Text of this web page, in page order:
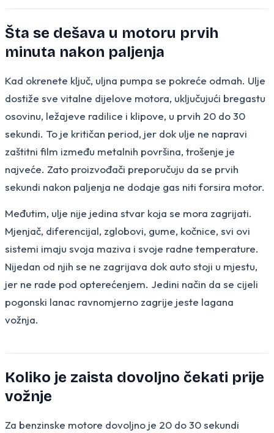
Šta se dešava u motoru prvih
minuta nakon paljenja
Kad okrenete ključ, uljna pumpa se pokreće odmah. Ulje
dostiže sve vitalne dijelove motora, uključujući bregastu
osovinu, ležajeve radilice i klipove, u prvih 20 do 30
sekundi. To je kritičan period, jer dok ulje ne napravi
zaštitni film između metalnih površina, trošenje je
najveće. Zato proizvođači preporučuju da se prvih
sekundi nakon paljenja ne dodaje gas niti forsira motor.
Međutim, ulje nije jedina stvar koja se mora zagrijati.
Mjenjač, diferencijal, zglobovi, gume, kočnice, svi ovi
sistemi imaju svoja maziva i svoje radne temperature.
Nijedan od njih se ne zagrijava dok auto stoji u mjestu,
jer ne rade pod opterećenjem. Jedini način da se cijeli
pogonski lanac ravnomjerno zagrije jeste lagana
vožnja.
Koliko je zaista dovoljno čekati prije
vožnje
Za benzinske motore dovoljno je 20 do 30 sekundi